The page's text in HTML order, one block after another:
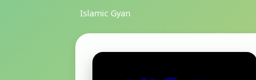
Islamic Gyan